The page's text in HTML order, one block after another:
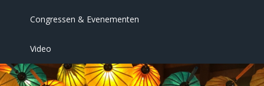
Congressen & Evenementen
Video